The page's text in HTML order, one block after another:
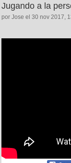
Jugando a la
por Jose el 30 nov 2017,